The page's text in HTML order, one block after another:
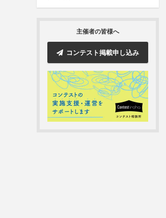
主催者の皆様へ
コンテスト掲載申し込み